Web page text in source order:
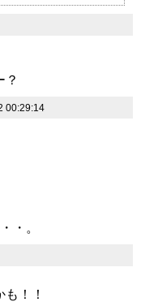
？
00:29:14
・。
！！